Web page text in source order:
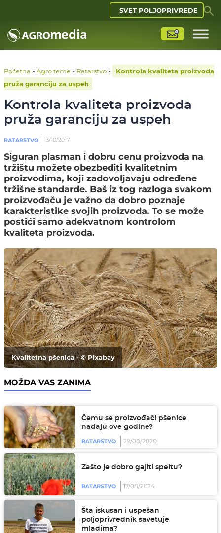
SVET POLJOPRIVREDE
Početna »Agro teme» Ratarstvo»
Kontrola kvaliteta proizvoda
pruža garanciju za uspeh
Kontrola kvaliteta proizvoda
pruža garanciju za uspeh
RATARSTVO 13/10/2017
Siguran plasman i dobru cenu proizvoda na
tržištu možete obezbediti kvalitetnim
proizvodima, koji zadovoljavaju određene
tržišne standarde. Baš iz tog razloga svakom
proizvođaču je važno da dobro poznaje
karakteristike svojih proizvoda. To se može
postići samo adekvatnom kontrolom
kvaliteta proizvoda.
Kvalitetna pšenica - © Pixabay
MOŽDA VAS ZANIMA
Čemu se proizvođači pšenice
nadaju ove godine?
RATARSTVO 29/08/2020
Zašto je dobro gajiti speltu?
RATARSTVO 17/08/2024
Šta iskusan i uspešan
poljoprivrednik savetuje
mladima?